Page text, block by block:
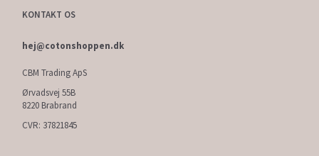
KONTAKT OS
hej@cotonshoppen.dk
CBM Trading ApS
Ørvadsvej 55B
8220 Brabrand
CVR: 37821845